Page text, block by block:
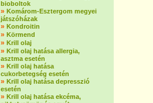
bioboltok
» Komárom-Esztergom megyei
játszóházak
» Kondroitin
» Körmend
» Krill olaj
» Krill olaj hatása allergia,
asztma esetén
» Krill olaj hatása
cukorbetegség esetén
» Krill olaj hatása depresszió
esetén
» Krill olaj hatása ekcéma,